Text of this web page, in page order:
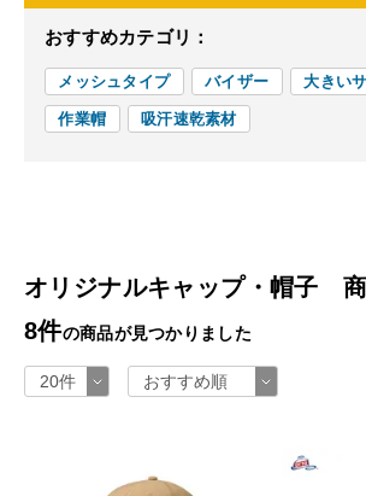
おすすめカテゴリ：
メッシュタイプ バイザー 大きい
作業帽 吸汗速乾素材
オリジナルキャップ・帽子
8件の商品が見つかりました